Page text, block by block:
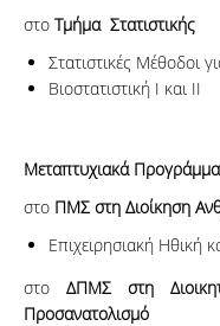
στο Τμήμα Στατιστικής
Στατιστικές Μέθοδοι
Βιοστατιστική Ι και ΙΙ
Μεταπτυχιακά
στο ΠΜΣ στη Διοίκηση
Επιχειρησιακή Ηθική
στοΔΠΜΣ στη
Προσανατολισμό